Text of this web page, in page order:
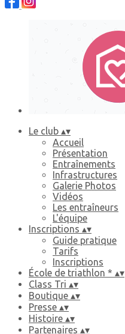
Le club ▴▾
Accueil
Présentation
Entraînements
Infrastructures
Galerie Photos
Vidéos
Les entraîneurs
L'équipe
Inscriptions ▴▾
Guide pratique
Tarifs
Inscriptions
École de triathlon * ▴▾
Class Tri ▴▾
Boutique ▴▾
Presse ▴▾
Histoire ▴▾
Partenaires ▴▾